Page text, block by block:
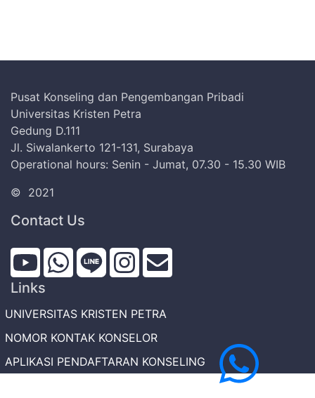
Pusat Konseling dan Pengembangan Pribadi
Universitas Kristen Petra
Gedung D.111
Jl. Siwalankerto 121-131, Surabaya
Operational hours: Senin - Jumat, 07.30 - 15.30 WIB
© 2021
Contact Us
Links
UNIVERSITAS KRISTEN PETRA
NOMOR KONTAK KONSELOR
APLIKASI PENDAFTARAN KONSELING